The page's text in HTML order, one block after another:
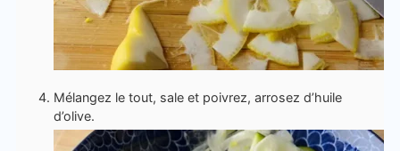
Mélangez le tout, sale et poivrez, arrosez d’huile
d’olive.